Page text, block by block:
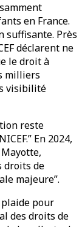
en France.
suffisante. Près
déclarent ne
le droit à
milliers
visibilité
reste
En 2024,
droits de
majeure”.
plaide pour
des droits de